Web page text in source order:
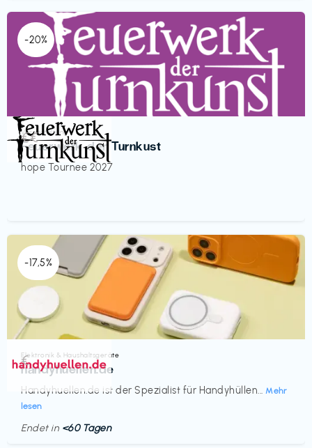
-20%
Veranstaltung
Feuerwerk der Turnkust
hope Tournee 2027
€€‎
-17,5%
Elektronik & Haushaltsgeräte
handyhuellen.de
Handyhuellen.de ist der Spezialist für Handyhüllen... Mehr
lesen
€‎
Endet in <60 Tagen